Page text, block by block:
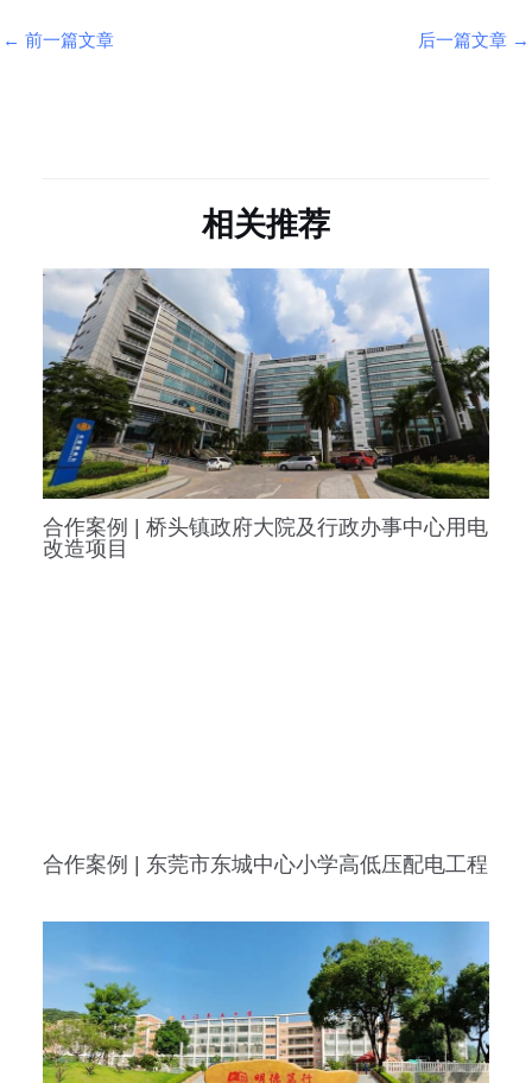
← 前一篇文章 后一篇文章 →
相关推荐
合作案例 | 桥头镇政府大院及行政办事中心用电
改造项目
合作案例 | 东莞市东城中心小学高低压配电工程